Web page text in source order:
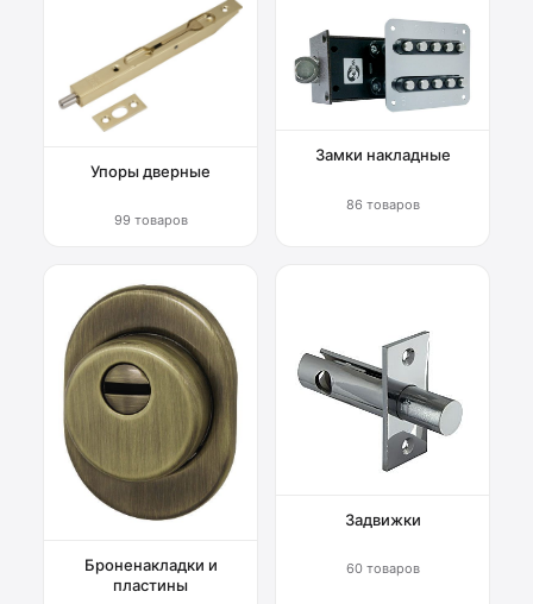
Упоры дверные
99 товаров
Замки накладные
86 товаров
Броненакладки и
пластины
Задвижки
60 товаров